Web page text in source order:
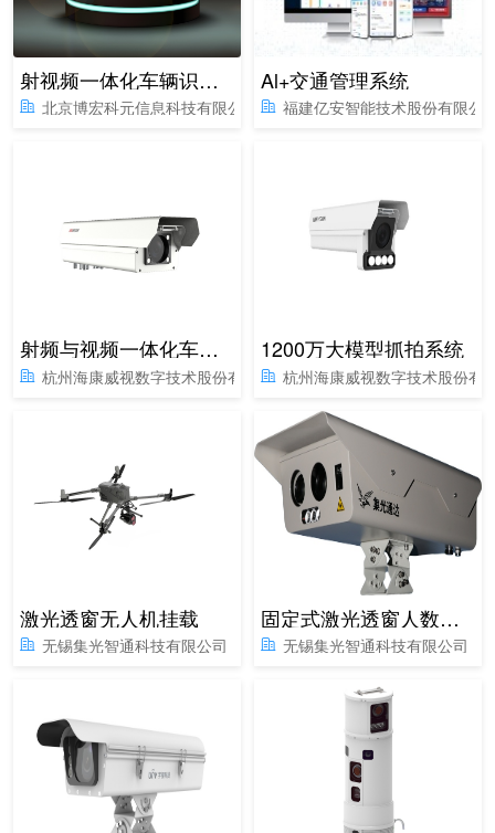
射视频一体化车辆识别设备
北京博宏科元信息科技有限公司
Al+交通管理系统
福建亿安智能技术股份有限公
射频与视频一体化车辆识别设备
杭州海康威视数字技术股份有限公司
1200万大模型抓拍系统
杭州海康威视数字技术股份有
激光透窗无人机挂载
无锡集光智通科技有限公司
固定式激光透窗人数识别系统
无锡集光智通科技有限公司